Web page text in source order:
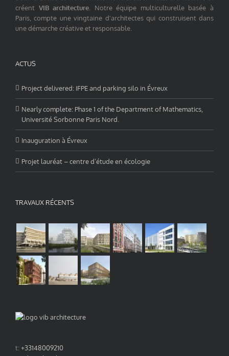
créent VIB architecture . Notre équipe multiculturelle basée à
Paris, compte une vingtaine d'architectes qui construisent dans
une démarche créative et responsable.
ACTUS
Project delivered: IFPE and parking silo in Évreux
Nearly complete: Phase 1 of the Department of Mathematics,
Université Sorbonne Paris Nord.
Inauguration à Évreux
Projet lauréat – centre d’étude en écologie
TRAVAUX RÉCENTS
t: +33148009210